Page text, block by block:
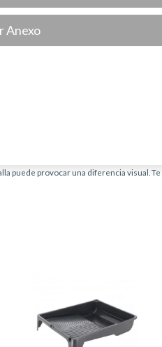
Anexo
puede provocar una diferencia